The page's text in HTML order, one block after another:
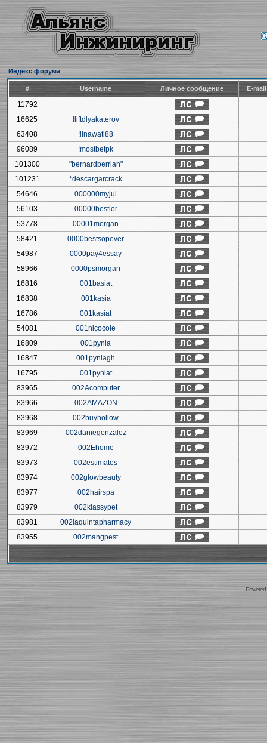
Индекс форума
# Username Личное сообщение E-
11792
16625
!liftdlyakaterov
63408
!linawati88
96089
!mostbetpk
101300
"bernardberrian"
101231
*descargarcrack
54646
000000myjul
56103
00000bestlor
53778
00001morgan
58421
0000bestsopever
54987
0000pay4essay
58966
0000psmorgan
16816
001basiat
16838
001kasia
16786
001kasiat
54081
001nicocole
16809
001pynia
16847
001pyniagh
16795
001pyniat
83965
002Acomputer
83966
002AMAZON
83968
002buyhollow
83969
002daniegonzalez
83972
002Ehome
83973
002estimates
83974
002glowbeauty
83977
002hairspa
83979
002klassypet
83981
002laquintapharmacy
83955
002mangpest